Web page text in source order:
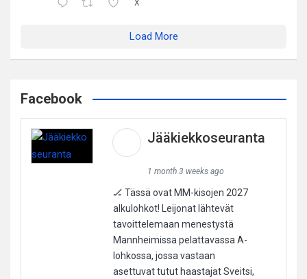
X
Load More
Facebook
Jääkiekkoseuranta
1 month 3 weeks ago
🏒 Tässä ovat MM-kisojen 2027
alkulohkot! Leijonat lähtevät
tavoittelemaan menestystä
Mannheimissa pelattavassa A-
lohkossa, jossa vastaan
asettuvat tutut haastajat Sveitsi,